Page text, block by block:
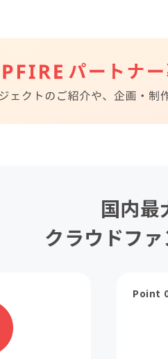
国内最
クラウドフ
Point